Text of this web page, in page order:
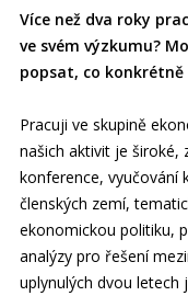
Více než dva roky
ve svém výzkumu?
popsat, co konkrétně
Pracuji ve skupině
našich aktivit je široké,
konference, vyučování
členských zemí,
ekonomickou politiku,
analýzy pro řešení
uplynulých dvou letech